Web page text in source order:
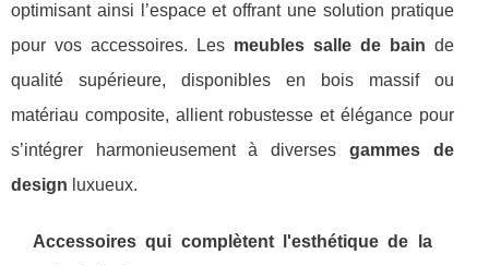
optimisant ainsi l’espace et offrant une solution pratique
pour vos accessoires. Les meubles salle de bain de
qualité supérieure, disponibles en bois massif ou
matériau composite, allient robustesse et élégance pour
s’intégrer harmonieusement à diverses gammes de
design luxueux.
Accessoires qui complètent l'esthétique de la